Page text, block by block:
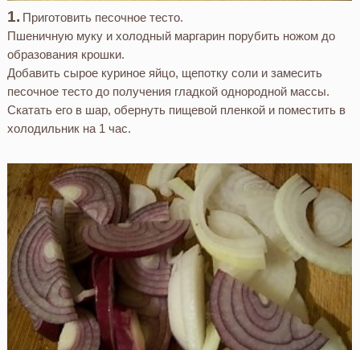
Приготовить песочное тесто.
Пшеничную муку и холодный маргарин порубить ножом до
образования крошки.
Добавить сырое куриное яйцо, щепотку соли и замесить
песочное тесто до получения гладкой однородной массы.
Скатать его в шар, обернуть пищевой пленкой и поместить в
холодильник на 1 час.